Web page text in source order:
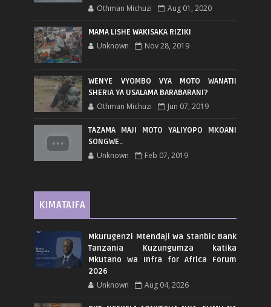
Othman Michuzi Aug 01, 2020
MAMA LISHE WAKISAKA RIZIKI
Unknown Nov 28, 2019
WENYE VYOMBO VYA MOTO WANATII
SHERIA YA USALAMA BARABARANI?
Othman Michuzi Jun 07, 2019
TAZAMA MAJI MOTO YALIYOPO MKOANI
SONGWE..
Unknown Feb 07, 2019
KIMATAIFA
Mkurugenzi Mtendaji wa Stanbic Bank
Tanzania Kuzungumza katika
Mkutano wa Infra for Africa Forum
2026
Unknown Aug 04, 2026